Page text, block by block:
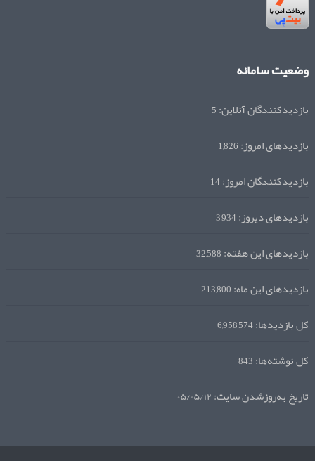
وضعیت سامانه
بازدیدکنندگان آنلاین:5
بازدیدهای امروز:1,826
بازدیدکنندگان امروز:14
بازدیدهای دیروز:3,934
بازدیدهای این هفته:32,588
بازدیدهای این ماه:213,800
کل بازدیدها:6,958,574
کل نوشته‌ها:843
تاریخ به‌روزشدن سایت:۰۵/۰۵/۱۲